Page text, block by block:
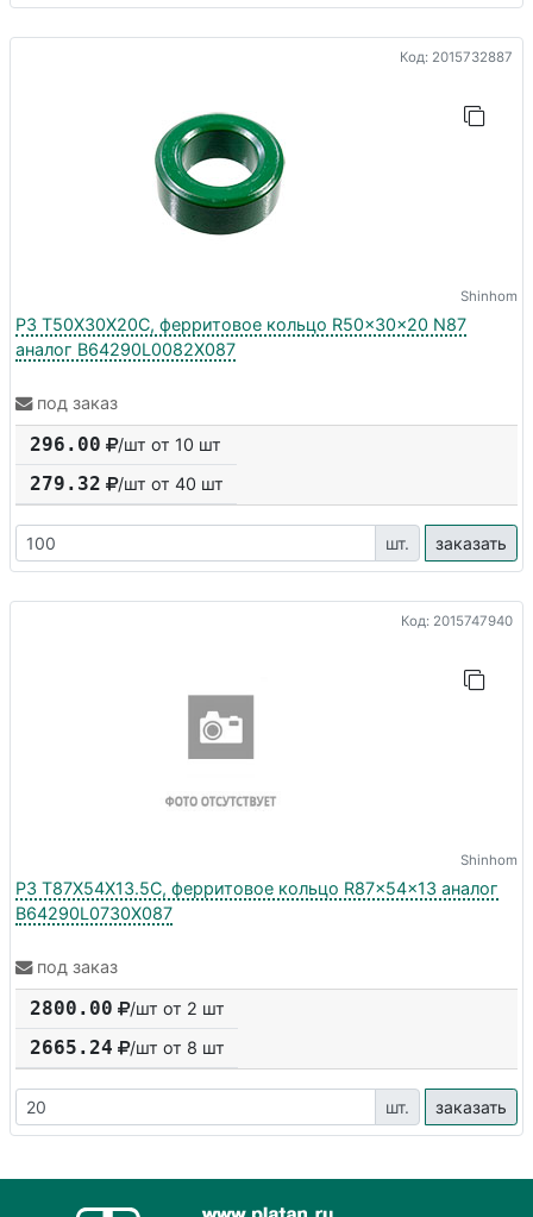
Код: 2015732887
Shinhom
P3 T50X30X20C, ферритовое кольцо R50x30x20 N87
аналог B64290L0082X087
под заказ
296.00 /шт от 10 шт
279.32 /шт от 40 шт
шт. заказать
Код: 2015747940
Shinhom
P3 T87X54X13.5C, ферритовое кольцо R87x54x13 аналог
B64290L0730X087
под заказ
2800.00 /шт от 2 шт
2665.24 /шт от 8 шт
шт. заказать